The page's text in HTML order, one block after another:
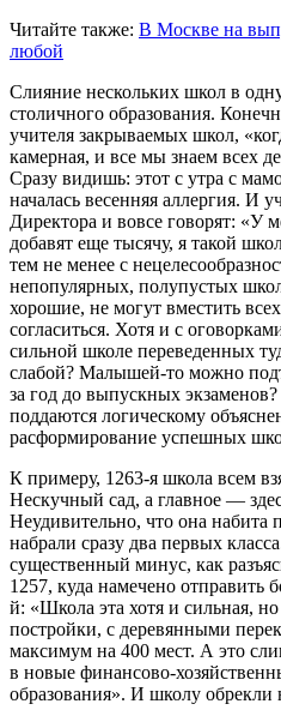
Читайте также: В Москве на
любой
Слияние нескольких школ в
столичного образования.
учителя закрываемых школ,
камерная, и все мы знаем всех
Сразу видишь: этот с утра с
началась весенняя аллергия. И
Директора и вовсе говорят: «У
добавят еще тысячу, я такой
тем не менее с
непопулярных, полупустых
хорошие, не могут вместить
согласиться. Хотя и с
сильной школе переведенных
слабой? Малышей-то можно
за год до выпускных
поддаются логическому
расформирование успешных
К примеру, 1263-я школа всем
Нескучный сад, а главное —
Неудивительно, что она набита
набрали сразу два первых
существенный минус, как
1257, куда намечено отправить
й: «Школа эта хотя и сильная,
постройки, с деревянными
максимум на 400 мест. А это
в новые финансово-
образования». И школу обрекли